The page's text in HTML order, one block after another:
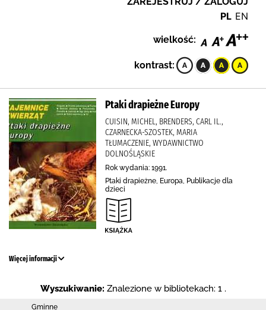
PL EN
wielkość:
kontrast:
Ptaki drapieżne Europy
CUISIN, MICHEL, BRENDERS, CARL IL.,
CZARNECKA-SZOSTEK, MARIA
TŁUMACZENIE, WYDAWNICTWO
DOLNOŚLĄSKIE
Rok wydania: 1991.
Ptaki drapieżne, Europa, Publikacje dla
dzieci
Więcej informacji
Wyszukiwanie: Znalezione w bibliotekach: 1 .
Gminne